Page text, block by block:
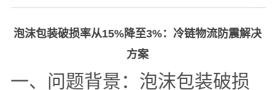
泡沫包装破损率从15%降至3%：冷链物流防震解决
方案
一、问题背景：泡沫包装破损